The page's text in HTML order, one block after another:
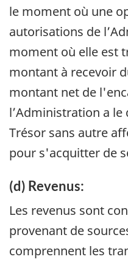
le moment où une
autorisations de
moment où elle est
montant à recevoir
montant net de
l’Administration a
Trésor sans autre
pour s'acquitter de
(d) Revenus:
Les revenus sont
provenant de
comprennent les